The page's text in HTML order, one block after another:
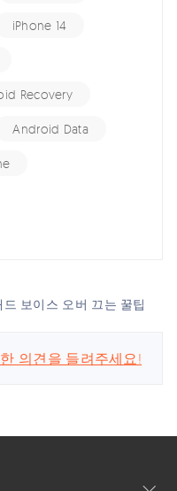
iPhone 14
Recovery
Android Data
보이스 오버 끄는 꿀팁
의견을 들려주세요!